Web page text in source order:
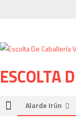
ESCOLTA
Alarde Irún